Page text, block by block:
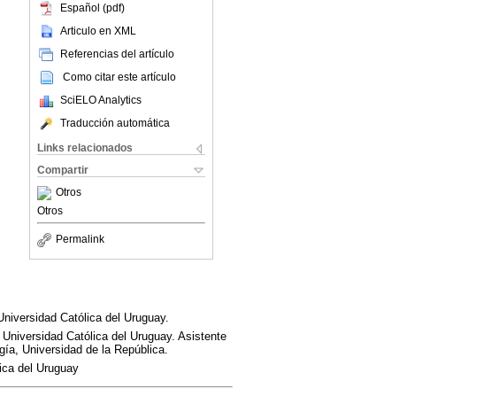
Español (pdf)
Articulo en XML
Referencias del artículo
Como citar este artículo
SciELO Analytics
Traducción automática
Links relacionados
Compartir
Otros
Otros
Permalink
Católica del Uruguay.
Católica del Uruguay. Asistente
Universidad de la República.
del Uruguay